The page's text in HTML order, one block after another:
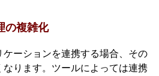
の複雑化
ーションを連携する場合、その
ります。ツールによっては連携